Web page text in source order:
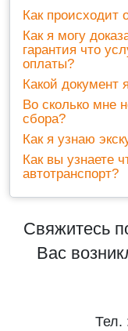
Как происходит
Как я могу
гарантия что
оплаты?
Какой документ
Во сколько мне
сбора?
Как я узнаю
Как вы узнаете
автотранспорт?
Свяжитесь
Вас
Тел.